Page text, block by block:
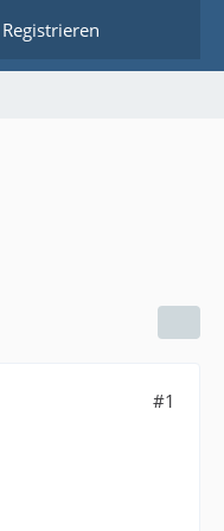
Registrieren
#1